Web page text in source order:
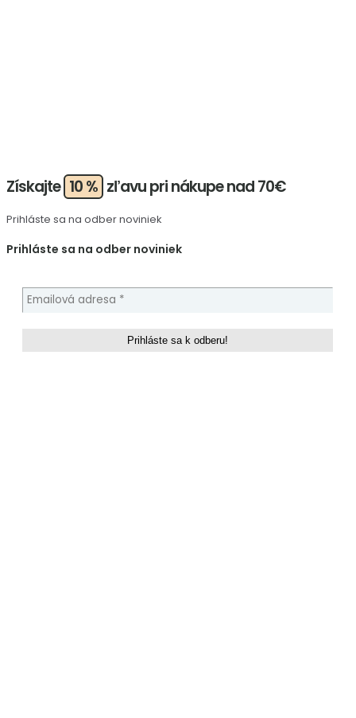
Získajte 10 % zľavu pri nákupe nad 70€
Prihláste sa na odber noviniek
Prihláste sa na odber noviniek